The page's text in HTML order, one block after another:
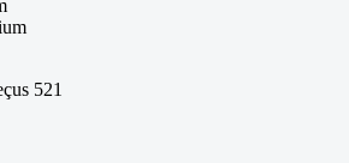
521